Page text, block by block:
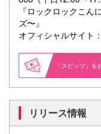
『ロックロックこん
ズ〜』
オフィシャルサイト ：
「スピッツ」
リリース情報